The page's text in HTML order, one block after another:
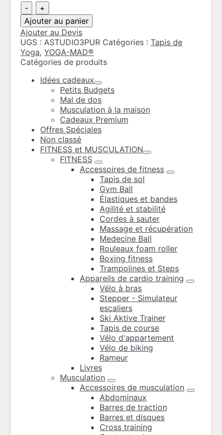
quantité
de
Tapis
de
Yoga
Studio
Lightweight
3mm
Purple
Ajouter au panier
Ajouter au Devis
UGS : ASTUDIO3PUR Catégories : Tapis de
Yoga, YOGA-MAD®
Catégories de produits
Idées cadeaux
Petits Budgets
Mal de dos
Musculation à la maison
Cadeaux Premium
Offres Spéciales
Non classé
FITNESS et MUSCULATION
FITNESS
Accessoires de fitness
Tapis de sol
Gym Ball
Élastiques et bandes
Agilité et stabilité
Cordes à sauter
Massage et récupération
Medecine Ball
Rouleaux foam roller
Boxing fitness
Trampolines et Steps
Appareils de cardio training
Vélo à bras
Stepper - Simulateur
escaliers
Ski Aktive Trainer
Tapis de course
Vélo d'appartement
Vélo de biking
Rameur
Livres
Musculation
Accessoires de musculation
Abdominaux
Barres de traction
Barres et disques
Cross training